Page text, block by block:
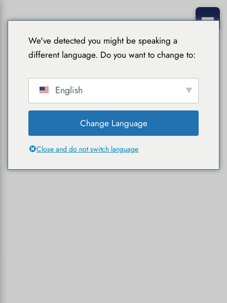
We've detected you might be speaking a
different language. Do you want to change to:
English
Change Language
Close and do not switch language